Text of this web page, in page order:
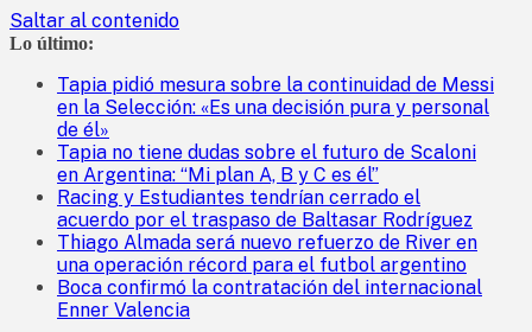
Saltar al contenido
Lo último:
Tapia pidió mesura sobre la continuidad de Messi
en la Selección: «Es una decisión pura y personal
de él»
Tapia no tiene dudas sobre el futuro de Scaloni
en Argentina: “Mi plan A, B y C es él”
Racing y Estudiantes tendrían cerrado el
acuerdo por el traspaso de Baltasar Rodríguez
Thiago Almada será nuevo refuerzo de River en
una operación récord para el futbol argentino
Boca confirmó la contratación del internacional
Enner Valencia